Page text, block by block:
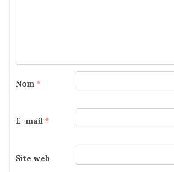
Nom *
E-mail *
Site web